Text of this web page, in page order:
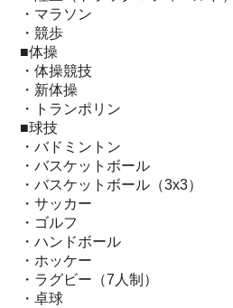
・マラソン
・競歩
■体操
・体操競技
・新体操
・トランポリン
■球技
・バドミントン
・バスケットボール
・バスケットボール（3x3）
・サッカー
・ゴルフ
・ハンドボール
・ホッケー
・ラグビー（7人制）
・卓球